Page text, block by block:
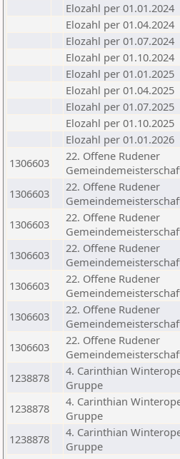
Elozahl per 01.01.2024
Elozahl per 01.04.2024
Elozahl per 01.07.2024
Elozahl per 01.10.2024
Elozahl per 01.01.2025
Elozahl per 01.04.2025
Elozahl per 01.07.2025
Elozahl per 01.10.2025
Elozahl per 01.01.2026
1306603
22. Offene Rudener
1306603
22. Offene Rudener
1306603
22. Offene Rudener
1306603
22. Offene Rudener
1306603
22. Offene Rudener
1306603
22. Offene Rudener
1306603
22. Offene Rudener
1238878
4. Carinthian
Gruppe
1238878
4. Carinthian
Gruppe
1238878
4. Carinthian
Gruppe